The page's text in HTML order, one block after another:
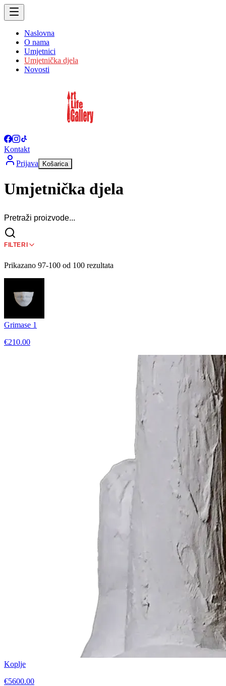
Naslovna
O nama
Umjetnici
Umjetnička djela
Novosti
Kontakt
Prijava
Košarica
Umjetnička djela
FILTERI
Prikazano 97-100 od 100 rezultata
Grimase 1
€210.00
Koplje
€5600.00